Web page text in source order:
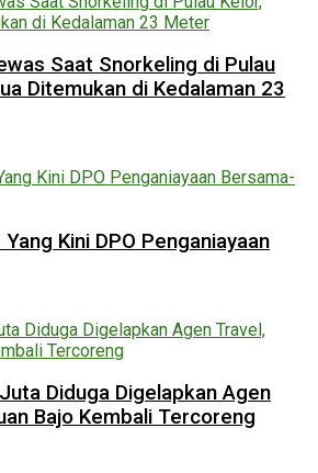
Saat Snorkeling di Pulau
Ditemukan di Kedalaman 23
Kini DPO Penganiayaan
Diduga Digelapkan Agen
Bajo Kembali Tercoreng